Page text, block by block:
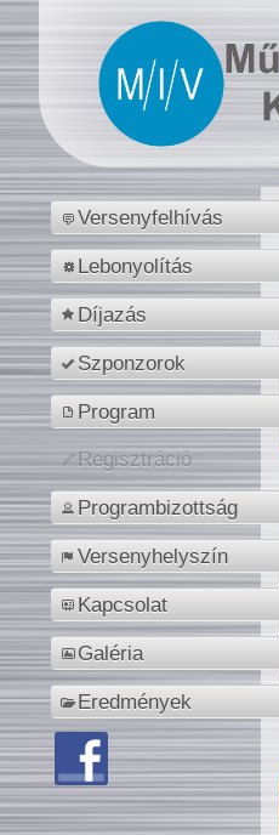
Versenyfelhívás
Lebonyolítás
Díjazás
Szponzorok
Program
Regisztráció
Programbizottság
Versenyhelyszín
Kapcsolat
Galéria
Eredmények